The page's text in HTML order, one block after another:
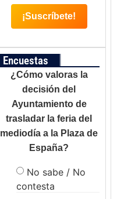
Encuestas
¿Cómo valoras la
decisión del
Ayuntamiento de
trasladar la feria del
mediodía a la Plaza de
España?
No sabe / No
contesta